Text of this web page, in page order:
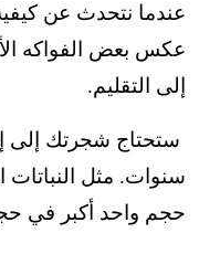
عندما نتحدث عن
عكس بعض الفواكه
إلى التقليم.
ستحتاج شجرتك إلى
سنوات. مثل النباتات
حجم واحد أكبر في